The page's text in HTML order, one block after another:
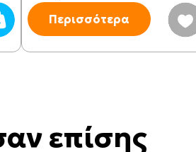
Περισσότερα
επίσης